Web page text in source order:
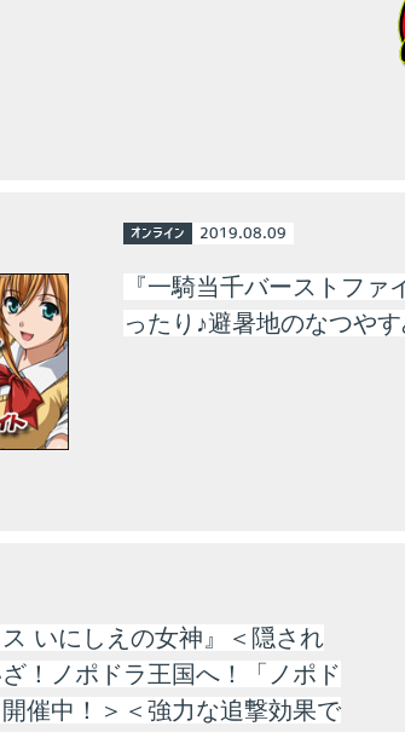
オンライン 2019.08.09
『一騎当千バーストフ
ったり♪避暑地のなつやす
ス いにしえの女神』＜隠され
！ノポドラ王国へ！「ノポド
催中！＞＜強力な追撃効果で